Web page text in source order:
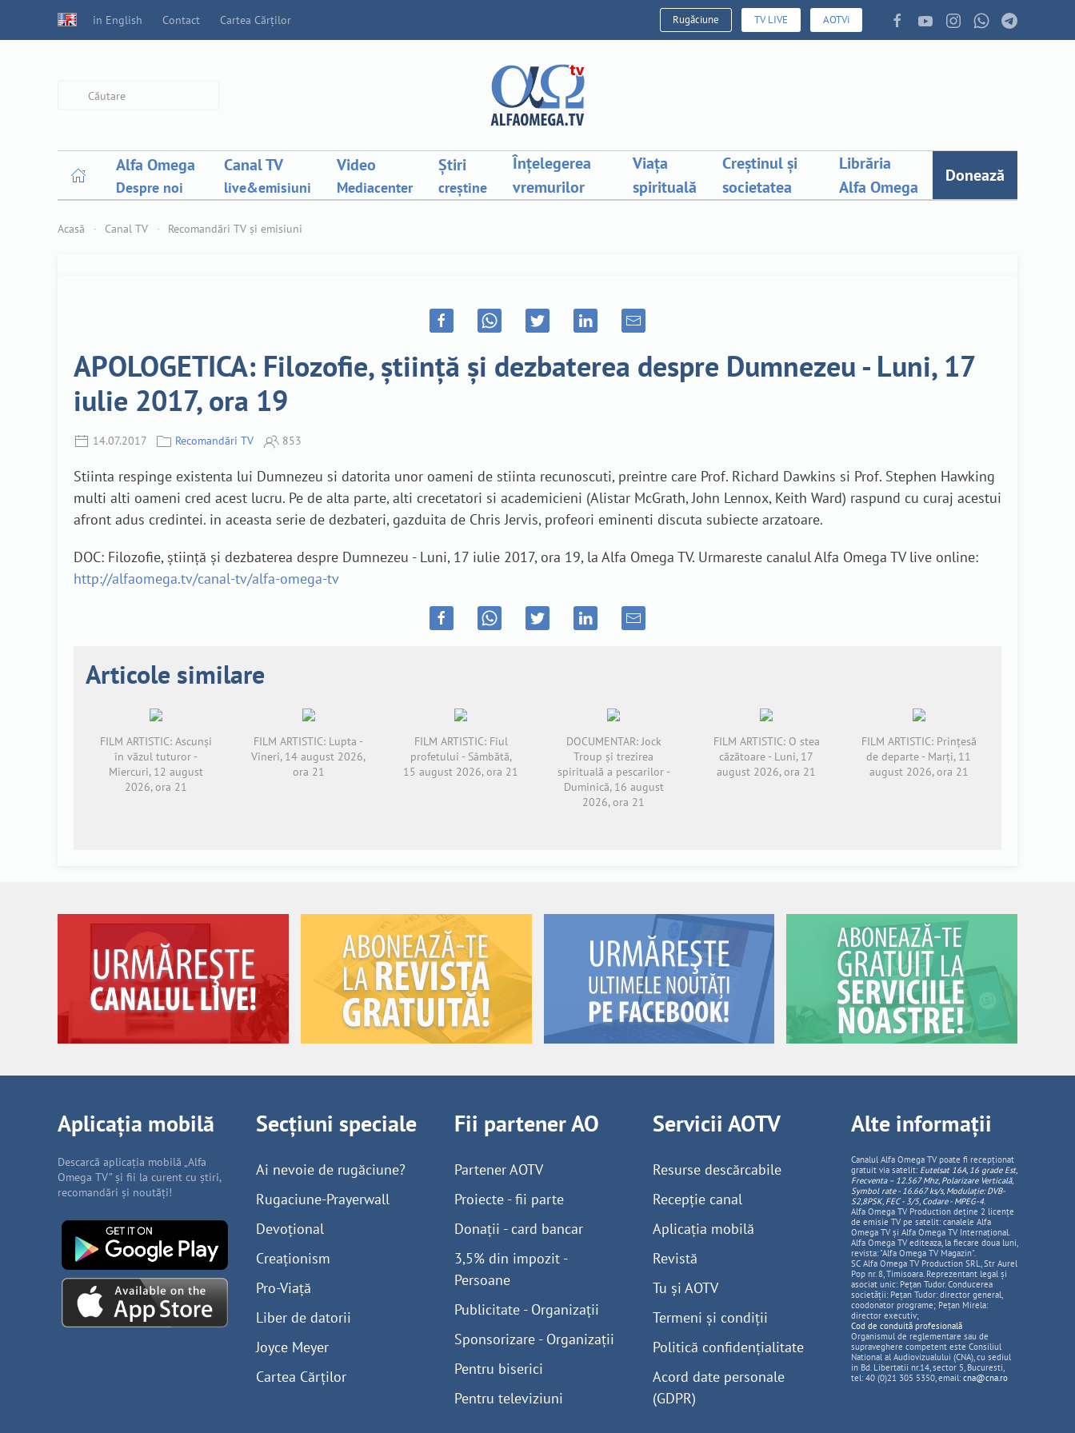
in English Contact Cartea Cărților Rugăciune TV LIVE AOTVi
Alfa Omega
Despre noi
Canal TV
live&emisiuni
Video
Mediacenter
Știri
creștine
Înțelegerea
vremurilor
Viața
spirituală
Creștinul și
societatea
Librăria
Alfa Omega
Donează
Acasă Canal TV Recomandări TV și emisiuni
APOLOGETICA: Filozofie, știință și dezbaterea despre Dumnezeu - Luni, 17
iulie 2017, ora 19
14.07.2017 Recomandări TV 853
Stiinta respinge existenta lui Dumnezeu si datorita unor oameni de stiinta recunoscuti, preintre care Prof. Richard Dawkins si Prof. Stephen Hawking
multi alti oameni cred acest lucru. Pe de alta parte, alti crecetatori si academicieni (Alistar McGrath, John Lennox, Keith Ward) raspund cu curaj acestui
afront adus credintei. in aceasta serie de dezbateri, gazduita de Chris Jervis, profeori eminenti discuta subiecte arzatoare.
DOC: Filozofie, știință și dezbaterea despre Dumnezeu - Luni, 17 iulie 2017, ora 19, la Alfa Omega TV. Urmareste canalul Alfa Omega TV live online:
http://alfaomega.tv/canal-tv/alfa-omega-tv
Articole similare
FILM ARTISTIC: Ascunși
în văzul tuturor -
Miercuri, 12 august
2026, ora 21
FILM ARTISTIC: Lupta -
Vineri, 14 august 2026,
ora 21
FILM ARTISTIC: Fiul
profetului - Sâmbătă,
15 august 2026, ora 21
DOCUMENTAR: Jock
Troup și trezirea
spirituală a pescarilor -
Duminică, 16 august
2026, ora 21
FILM ARTISTIC: O stea
căzătoare - Luni, 17
august 2026, ora 21
FILM ARTISTIC: Prințesă
de departe - Marți, 11
august 2026, ora 21
Aplicația mobilă
Descarcă aplicația mobilă „Alfa
Omega TV” și fii la curent cu știri,
recomandări și noutăți!
Secțiuni speciale
Ai nevoie de rugăciune?
Rugaciune-Prayerwall
Devoțional
Creaționism
Pro-Viață
Liber de datorii
Joyce Meyer
Cartea Cărților
Fii partener AO
Partener AOTV
Proiecte - fii parte
Donații - card bancar
3,5% din impozit -
Persoane
Publicitate - Organizații
Sponsorizare - Organizații
Pentru biserici
Pentru televiziuni
Servicii AOTV
Resurse descărcabile
Recepție canal
Aplicația mobilă
Revistă
Tu și AOTV
Termeni și condiții
Politică confidențialitate
Acord date personale
(GDPR)
Alte informații
Canalul Alfa Omega TV poate fi recepționat
gratuit via satelit: Eutelsat 16A, 16 grade Est,
Frecventa – 12.567 Mhz, PolarizareVerticală,
Symbol rate - 16.667 ks/s, Modulație: DVB-
S2,8PSK, FEC - 3/5, Codare - MPEG-4.
Alfa Omega TV Production deține 2 licențe
de emisie TV pe satelit: canalele Alfa
Omega TV și Alfa Omega TV Internațional.
Alfa Omega TV editeaza, la fiecare doua luni,
revista: "Alfa Omega TV Magazin".
SC Alfa Omega TV Production SRL, Str Aurel
Pop nr. 8, Timisoara. Reprezentant legal și
asociat unic: Pețan Tudor. Conducerea
societății: Pețan Tudor: director general,
coodonator programe; Pețan Mirela:
director executiv;
Cod de conduită profesională
Organismul de reglementare sau de
supraveghere competent este Consiliul
National al Audiovizualului (CNA), cu sediul
in Bd. Libertatii nr.14, sector 5, Bucuresti,
tel: 40 (0)21 305 5350, email: cna@cna.ro